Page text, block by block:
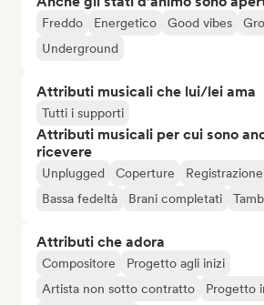
Freddo Energetico Good vibes
Underground
Attributi musicali che lui/lei ama
Tutti i supporti
Attributi musicali per cui sono
ricevere
Unplugged Coperture
Bassa fedeltà
Brani completati
Attributi che adora
Compositore
Progetto agli inizi
Artista non sotto contratto
Progetto